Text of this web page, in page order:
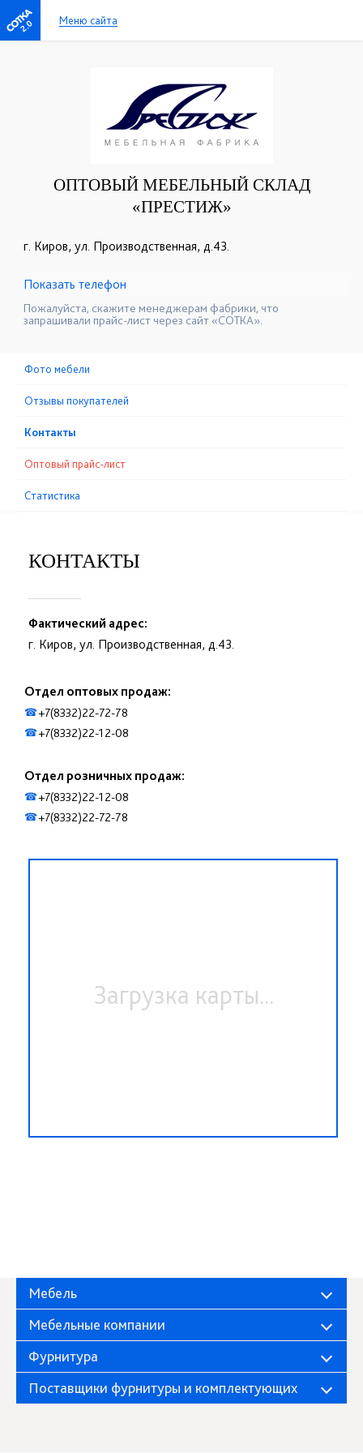
2.0 Меню сайта
ОПТОВЫЙ МЕБЕЛЬНЫЙ СКЛАД
«ПРЕСТИЖ»
г. Киров, ул. Производственная, д.43.
☎+7(8332)22-72-78
Показать телефон
Пожалуйста, скажите менеджерам фабрики, что
запрашивали прайс-лист через сайт «СОТКА».
Фото мебели
Отзывы покупателей
Контакты
Оптовый прайс-лист
Статистика
КОНТАКТЫ
Фактический адрес:
г. Киров, ул. Производственная, д.43.
Отдел оптовых продаж:
☎+7(8332)22-72-78
☎+7(8332)22-12-08
Отдел розничных продаж:
☎+7(8332)22-12-08
☎+7(8332)22-72-78
Загрузка карты...
Мебель
Мебельные компании
Фурнитура
Поставщики фурнитуры и комплектующих